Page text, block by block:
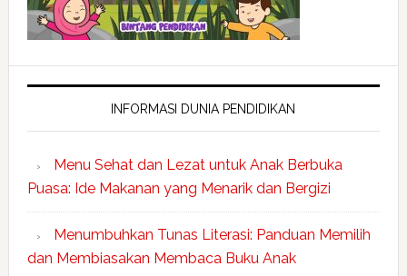
INFORMASI DUNIA PENDIDIKAN
Menu Sehat dan Lezat untuk Anak Berbuka
Puasa: Ide Makanan yang Menarik dan Bergizi
Menumbuhkan Tunas Literasi: Panduan Memilih
dan Membiasakan Membaca Buku Anak